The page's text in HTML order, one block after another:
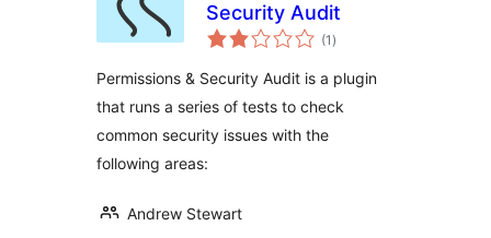
Security Audit
(1 གདེང་
འཇོག་
ཚང་།
)
Permissions & Security Audit is a plugin
that runs a series of tests to check
common security issues with the
following areas:
Andrew Stewart